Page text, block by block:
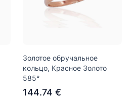
Золотое обручальное
кольцо, Красное Золото
585°
144.74 €